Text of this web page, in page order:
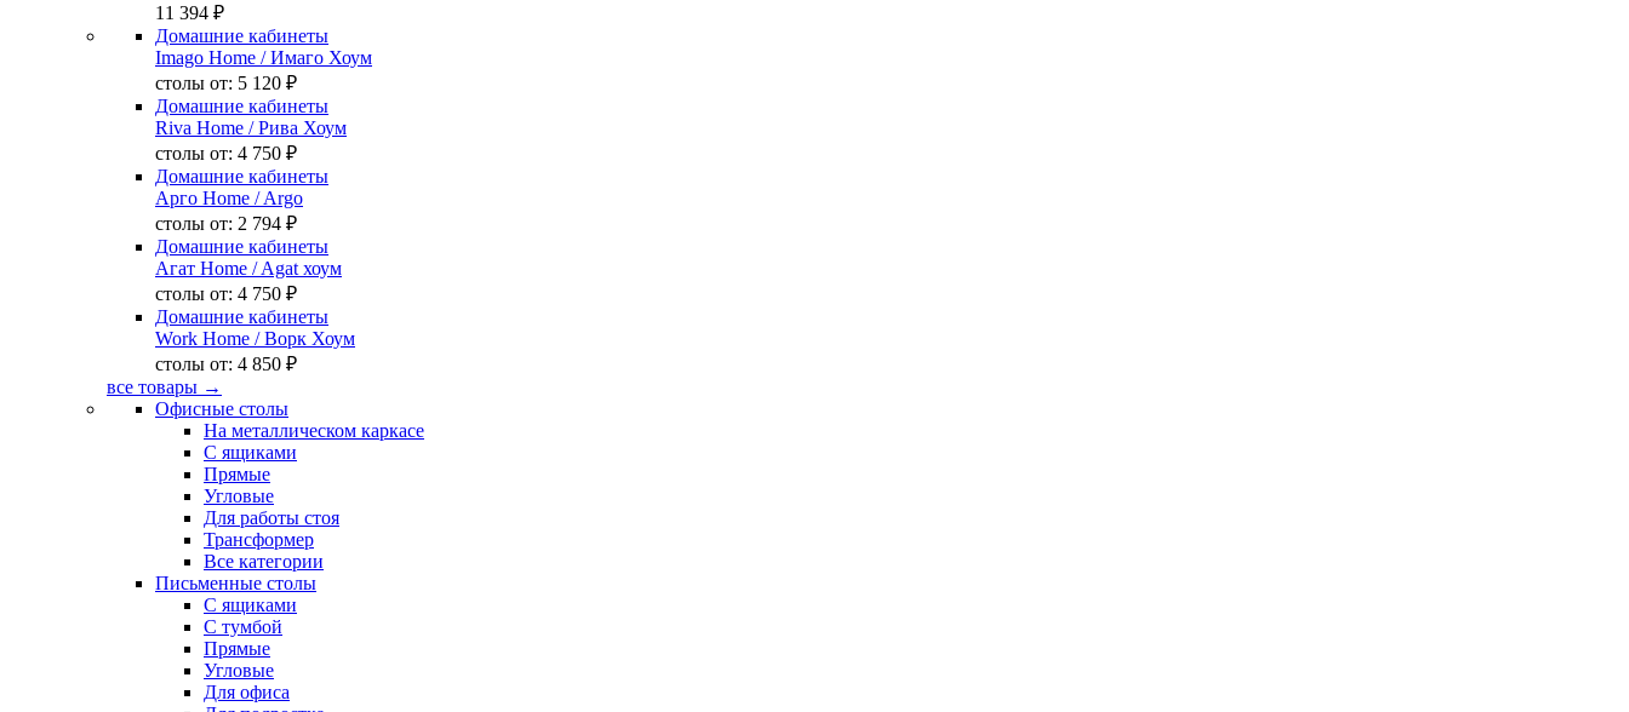
11 394 ₽
Домашние кабинеты
Imago Home / Имаго Хоум
столы от: 5 120 ₽
Домашние кабинеты
Riva Home / Рива Хоум
столы от: 4 750 ₽
Домашние кабинеты
Арго Home / Argo
столы от: 2 794 ₽
Домашние кабинеты
Агат Home / Agat хоум
столы от: 4 750 ₽
Домашние кабинеты
Work Home / Ворк Хоум
столы от: 4 850 ₽
все товары →
Офисные столы
На металлическом каркасе
С ящиками
Прямые
Угловые
Для работы стоя
Трансформер
Все категории
Письменные столы
С ящиками
С тумбой
Прямые
Угловые
Для офиса